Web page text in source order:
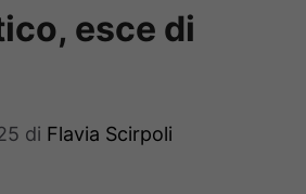
esce di
di Flavia Scirpoli